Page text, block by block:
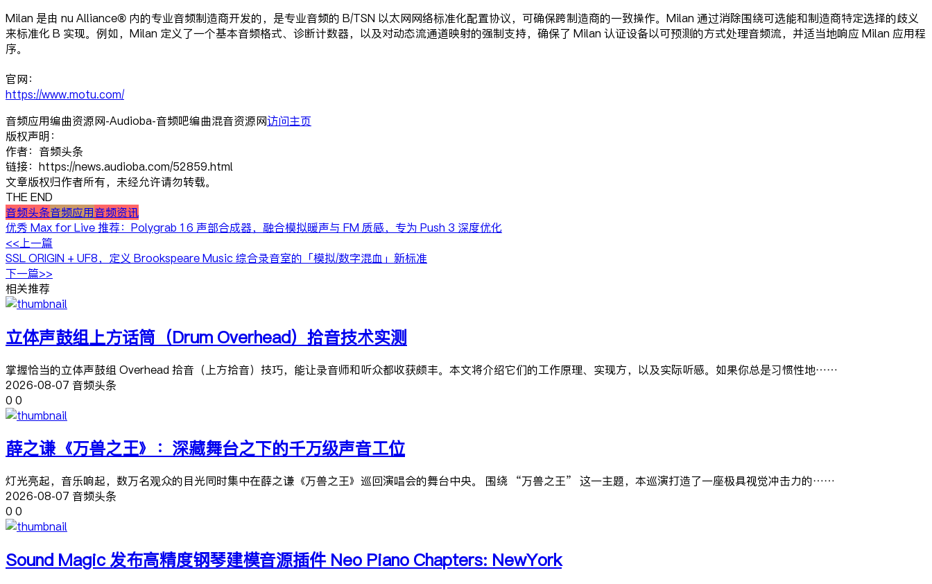
Milan 是由 nu Alliance® 内的专业音频制造商开发的，是专业音频的 B/TSN 以太网网络标准化配置协议，可确保跨制造商的一致操作。Milan 通过消除围绕可选能和制造商特定选择的歧义
来标准化 B 实现。例如，Milan 定义了一个基本音频格式、诊断计数器，以及对动态流通道映射的强制支持，确保了 Milan 认证设备以可预测的方式处理音频流，并适当地响应 Milan 应用程
序。
官网：
https://www.motu.com/
音频应用编曲资源网-Audioba-音频吧编曲混音资源网访问主页
版权声明：
作者：音频头条
链接：https://news.audioba.com/52859.html
文章版权归作者所有，未经允许请勿转载。
THE END
音频头条音频应用音频资讯
优秀 Max for Live 推荐：Polygrab 16 声部合成器，融合模拟暖声与 FM 质感，专为 Push 3 深度优化
<<上一篇
SSL ORIGIN + UF8，定义 Brookspeare Music 综合录音室的「模拟/数字混血」新标准
下一篇>>
相关推荐
立体声鼓组上方话筒（Drum Overhead）拾音技术实测
掌握恰当的立体声鼓组 Overhead 拾音（上方拾音）技巧，能让录音师和听众都收获颇丰。本文将介绍它们的工作原理、实现方，以及实际听感。如果你总是习惯性地……
2026-08-07 音频头条
0 0
薛之谦《万兽之王》：深藏舞台之下的千万级声音工位
灯光亮起，音乐响起，数万名观众的目光同时集中在薛之谦《万兽之王》巡回演唱会的舞台中央。 围绕 “万兽之王” 这一主题，本巡演打造了一座极具视觉冲击力的……
2026-08-07 音频头条
0 0
Sound Magic 发布高精度钢琴建模音源插件 Neo Piano Chapters: NewYork